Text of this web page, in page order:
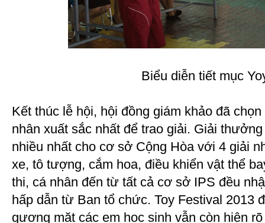
Biểu diễn tiết mục
Kết thúc lễ hội, hội đồng giám khảo đã
nhân xuất sắc nhất để trao giải. Giải
nhiều nhất cho cơ sở Cộng Hòa với 4 giải
xe, tô tượng, cắm hoa, điều khiển vật thể
thi, cá nhân đến từ tất cả cơ sở IPS đều
hấp dẫn từ Ban tổ chức. Toy Festival 2013
gương mặt các em học sinh vẫn còn hiện